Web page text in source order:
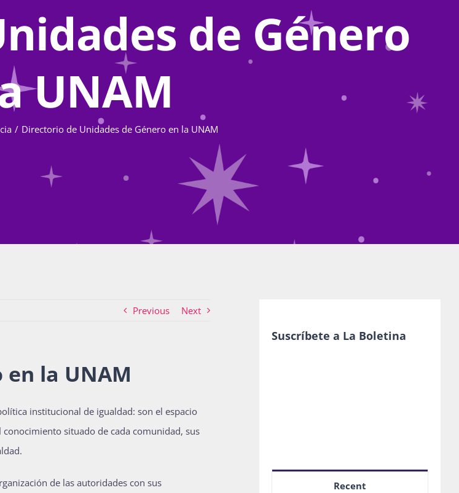
de Género
UNAM
Directorio de Unidades de Género en la UNAM
Previous Next
la UNAM
institucional de igualdad: son el espacio
conocimiento situado de cada comunidad, sus
de las autoridades con sus
Suscríbete a La Boletina
Recent